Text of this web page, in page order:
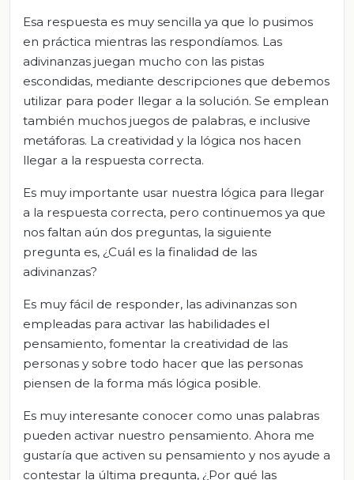
Esa respuesta es muy sencilla ya que lo pusimos
en práctica mientras las respondíamos. Las
adivinanzas juegan mucho con las pistas
escondidas, mediante descripciones que debemos
utilizar para poder llegar a la solución. Se emplean
también muchos juegos de palabras, e inclusive
metáforas. La creatividad y la lógica nos hacen
llegar a la respuesta correcta.
Es muy importante usar nuestra lógica para llegar
a la respuesta correcta, pero continuemos ya que
nos faltan aún dos preguntas, la siguiente
pregunta es, ¿Cuál es la finalidad de las
adivinanzas?
Es muy fácil de responder, las adivinanzas son
empleadas para activar las habilidades el
pensamiento, fomentar la creatividad de las
personas y sobre todo hacer que las personas
piensen de la forma más lógica posible.
Es muy interesante conocer como unas palabras
pueden activar nuestro pensamiento. Ahora me
gustaría que activen su pensamiento y nos ayude a
contestar la última pregunta, ¿Por qué las